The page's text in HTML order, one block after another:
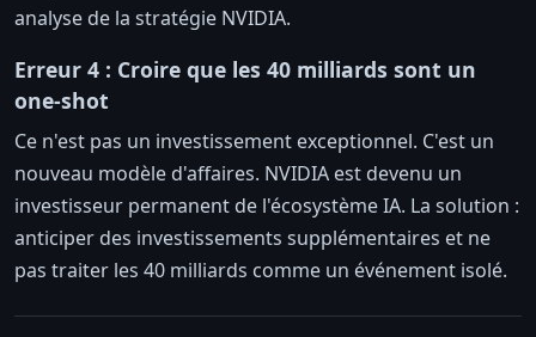
analyse de la stratégie NVIDIA.
Erreur 4 : Croire que les 40 milliards sont un
one-shot
Ce n'est pas un investissement exceptionnel. C'est un
nouveau modèle d'affaires. NVIDIA est devenu un
investisseur permanent de l'écosystème IA. La solution :
anticiper des investissements supplémentaires et ne
pas traiter les 40 milliards comme un événement isolé.